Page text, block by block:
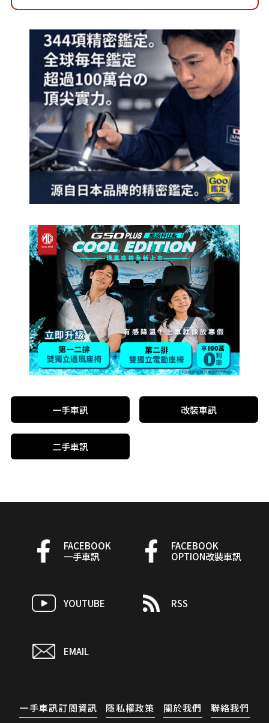
一手車訊 改裝車訊
二手車訊
FACEBOOK
一手車訊
FACEBOOK
OPTION改裝車訊
YOUTUBE RSS
EMAIL
一手車訊訂閱資訊 隱私權政策 關於我們 聯絡我們